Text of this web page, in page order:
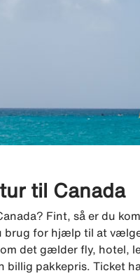
til Canada
Fint, så er du
brug for hjælp til at
det gælder fly, hotel,
billig pakkepris. Ticket